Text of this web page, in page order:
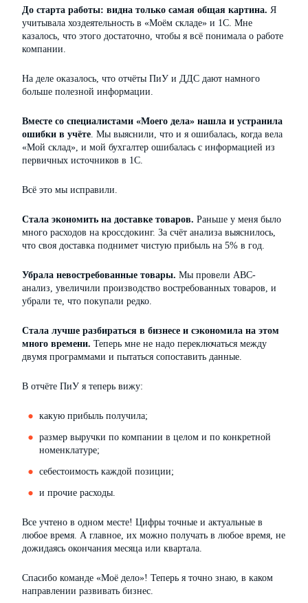
До старта работы: видна только самая общая картина. Я
учитывала хоздеятельность в «Моём складе» и 1С. Мне
казалось, что этого достаточно, чтобы я всё понимала о работе
компании.
На деле оказалось, что отчёты ПиУ и ДДС дают намного
больше полезной информации.
Вместе со специалистами «Моего дела» нашла и устранила
ошибки в учёте . Мы выяснили, что и я ошибалась, когда вела
«Мой склад», и мой бухгалтер ошибалась с информацией из
первичных источников в 1С.
Всё это мы исправили.
Стала экономить на доставке товаров. Раньше у меня было
много расходов на кроссдокинг. За счёт анализа выяснилось,
что своя доставка поднимет чистую прибыль на 5% в год.
Убрала невостребованные товары. Мы провели ABC-
анализ, увеличили производство востребованных товаров, и
убрали те, что покупали редко.
Стала лучше разбираться в бизнесе и сэкономила на этом
много времени. Теперь мне не надо переключаться между
двумя программами и пытаться сопоставить данные.
В отчёте ПиУ я теперь вижу:
какую прибыль получила;
размер выручки по компании в целом и по конкретной
номенклатуре;
себестоимость каждой позиции;
и прочие расходы.
Все учтено в одном месте! Цифры точные и актуальные в
любое время. А главное, их можно получать в любое время, не
дожидаясь окончания месяца или квартала.
Спасибо команде «Моё дело»! Теперь я точно знаю, в каком
направлении развивать бизнес.